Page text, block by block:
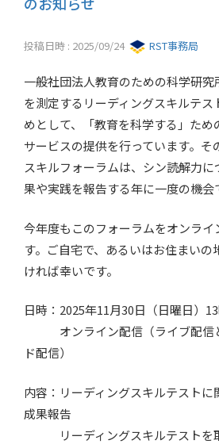
投稿日時 : 2025/09/24 RST事務局
一般社団法人教育のための科学研
を測定するリーディングスキルテ
めとして、「教育を科学する」ため
サービスの提供を行っています。そ
スキルフォーラムは、シン読解力
果や実践を報告する年に一度の機会
今年度もこのフォーラムをオンライ
す。ご自宅で、あるいはお住まいの
ければ幸いです。
日時：2025年11月30日（日曜日）
オンライン配信（ライブ配信
ド配信）
内容：リーディングスキルテスト
成果報告
リーディングスキルテストを